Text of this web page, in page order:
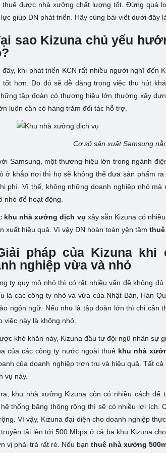
thuê được nhà xưởng chất lượng tốt. Đừng quá
giúp DN phát triển. Hãy cùng bài viết dưới đây
sao Kizuna chủ yếu
đây, khi phát triển KCN rất nhiều người nghĩ đến
tốt hơn. Do đó sẽ dễ dàng trong việc thu hút
tập đoàn có thương hiệu lớn thường xây
luôn cần có hàng trăm đối tác hỗ trợ.
Cơ sở sản xuất Samsung
Samsung, một thương hiệu lớn trong ngành
ở khắp nơi thì họ sẽ không thể đưa sản phẩm
phí. Vì thế, không những doanh nghiệp nhỏ
nhỏ để hoạt động.
khu nhà xưởng dịch vụ xây sẵn Kizuna có
xuất hiệu quả. Vì vậy DN hoàn toàn yên tâm
pháp của Kizuna
nghiệp vừa và nhỏ
ty quy mô nhỏ thì có rất nhiều vấn đề không
là các công ty nhỏ và vừa của Nhật Bản, Hàn
ngôn ngữ. Nếu như là tập đoàn lớn thì chỉ cần
việc này là không nhỏ.
khó khăn này, Kizuna đầu tư đội ngũ nhân sự
của các công ty nước ngoài thuê khu nhà
của doanh nghiệp trơn tru và hiệu quả. Tất
vụ này.
khu nhà xưởng Kizuna còn có nhiều cách
thống băng thông rộng thì sẽ có nhiều lợi ích.
Vì vậy, Kizuna đại diện cho doanh nghiệp
tải lên tới 500 Mbps ở cả ba khu Kizuna
vị phải trả rất rẻ. Nếu bạn thuê nhà xưởng